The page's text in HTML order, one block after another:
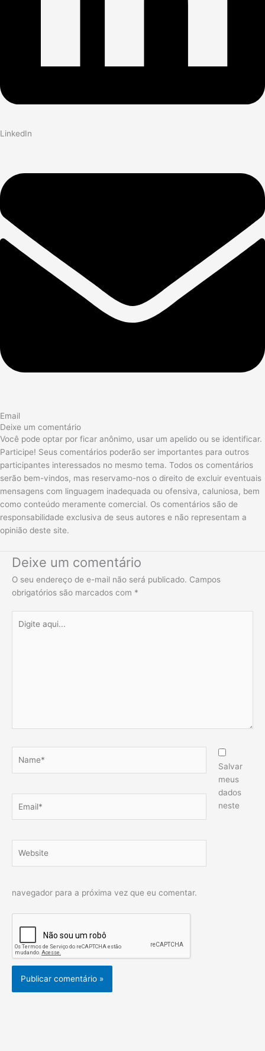
LinkedIn
Email
Deixe um comentário
Você pode optar por ficar anônimo, usar um apelido ou se identificar.
Participe! Seus comentários poderão ser importantes para outros
participantes interessados no mesmo tema. Todos os comentários
serão bem-vindos, mas reservamo-nos o direito de excluir eventuais
mensagens com linguagem inadequada ou ofensiva, caluniosa, bem
como conteúdo meramente comercial. Os comentários são de
responsabilidade exclusiva de seus autores e não representam a
opinião deste site.
Deixe um comentário
O seu endereço de e-mail não será publicado. Campos
obrigatórios são marcados com *
aqui...
Salvar
meus
dados
neste
navegador para a próxima vez que eu comentar.